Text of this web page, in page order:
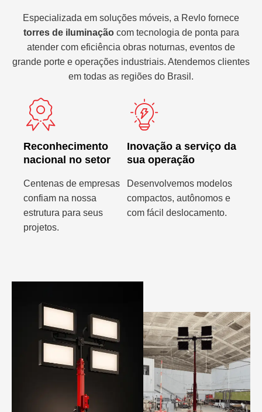
Especializada em soluções móveis, a Revlo fornece
torres de iluminaçãocom tecnologia de ponta para
atender com eficiência obras noturnas, eventos de
grande porte e operações industriais. Atendemos clientes
em todas as regiões do Brasil.
Reconhecimento
nacional no setor
Centenas de empresas
confiam na nossa
estrutura para seus
projetos.
Inovação a serviço da
sua operação
Desenvolvemos modelos
compactos, autônomos e
com fácil deslocamento.